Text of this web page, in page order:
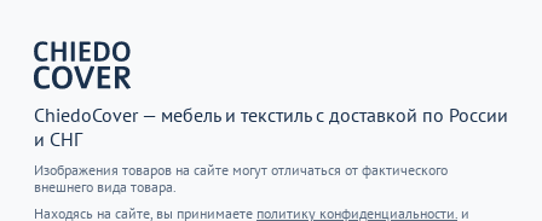
ChiedoCover — мебель и текстиль с доставкой по России
и СНГ
Изображения товаров на сайте могут отличаться от фактического
внешнего вида товара.
Находясь на сайте, вы принимаете политику конфиденциальности. и